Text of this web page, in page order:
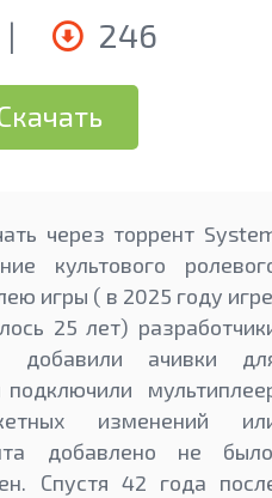
| 246
через торрент
культового
игры ( в 2025 году
25 лет)
добавили ачивки
подключили
изменений
добавлено не
Спустя 42 года